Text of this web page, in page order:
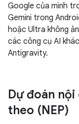
Google của mình
Gemini trong
hoặc Ultra không
các công cụ AI
Antigravity.
Dự đoán
theo (NEP)